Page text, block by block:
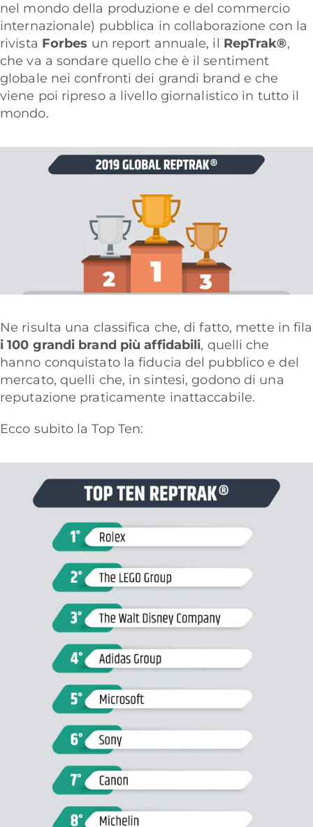
nel mondo della produzione e del commercio
internazionale) pubblica in collaborazione con la
rivista Forbes un report annuale, il RepTrak®,
che va a sondare quello che è il sentiment
globale nei confronti dei grandi brand e che
viene poi ripreso a livello giornalistico in tutto il
mondo.
Ne risulta una classifica che, di fatto, mette in fila
i 100 grandi brand più affidabili, quelli che
hanno conquistato la fiducia del pubblico e del
mercato, quelli che, in sintesi, godono di una
reputazione praticamente inattaccabile.
Ecco subito la Top Ten: